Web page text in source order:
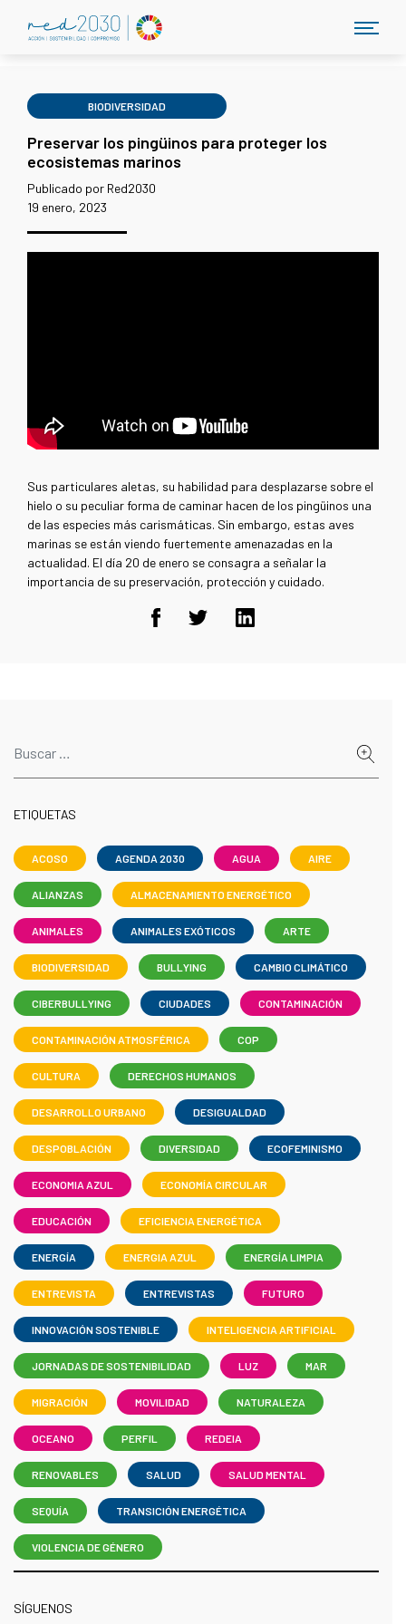
BIODIVERSIDAD
Preservar los pingüinos para proteger los
ecosistemas marinos
Publicado por Red2030
19 enero, 2023
Sus particulares aletas, su habilidad para desplazarse sobre el
hielo o su peculiar forma de caminar hacen de los pingüinos una
de las especies más carismáticas. Sin embargo, estas aves
marinas se están viendo fuertemente amenazadas en la
actualidad. El día 20 de enero se consagra a señalar la
importancia de su preservación, protección y cuidado.
ETIQUETAS
ACOSO AGENDA 2030 AGUA AIRE
ALIANZAS ALMACENAMIENTO ENERGÉTICO
ANIMALES ANIMALES EXÓTICOS ARTE
BIODIVERSIDAD BULLYING CAMBIO CLIMÁTICO
CIBERBULLYING CIUDADES CONTAMINACIÓN
CONTAMINACIÓN ATMOSFÉRICA COP
CULTURA DERECHOS HUMANOS
DESARROLLO URBANO DESIGUALDAD
DESPOBLACIÓN DIVERSIDAD ECOFEMINISMO
ECONOMIA AZUL ECONOMÍA CIRCULAR
EDUCACIÓN EFICIENCIA ENERGÉTICA
ENERGÍA ENERGIA AZUL ENERGÍA LIMPIA
ENTREVISTA ENTREVISTAS FUTURO
INNOVACIÓN SOSTENIBLE INTELIGENCIA ARTIFICIAL
JORNADAS DE SOSTENIBILIDAD LUZ MAR
MIGRACIÓN MOVILIDAD NATURALEZA
OCEANO PERFIL REDEIA
RENOVABLES SALUD SALUD MENTAL
SEQUÍA TRANSICIÓN ENERGÉTICA
VIOLENCIA DE GÉNERO
SÍGUENOS